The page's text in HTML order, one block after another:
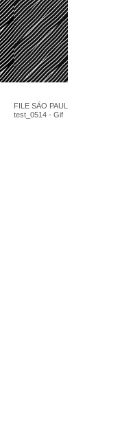
FILE SÃO PAULO 2017 -
test_0514 - Gif